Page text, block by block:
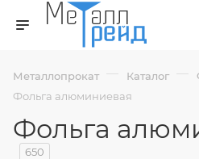
Металлопрокат — Каталог —
Фольга алюминиевая
Фольга
650